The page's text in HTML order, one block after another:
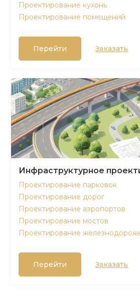
Проектирование кухонь
Проектирование помещений
Перейти Заказать
Инфраструктурное
Проектирование парковок
Проектирование дорог
Проектирование аэропортов
Проектирование мостов
Проектирование
Перейти Заказать